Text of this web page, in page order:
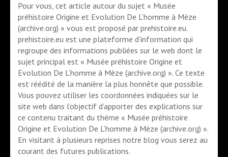
Pour vous, cet article autour du sujet « Musée
préhistoire Origine et Evolution De L’homme à Mèze
(archive.org) » vous est proposé par prehistoire.eu.
prehistoire.eu est une plateforme d’information qui
regroupe des informations publiées sur le web dont le
sujet principal est « Musée préhistoire Origine et
Evolution De L’homme à Mèze (archive.org) ». Ce texte
est réédité de la manière la plus honnête que possible.
Vous pouvez utiliser les coordonnées indiquées sur le
site web dans l’objectif d’apporter des explications sur
ce contenu traitant du thème « Musée préhistoire
Origine et Evolution De L’homme à Mèze (archive.org) ».
En visitant à plusieurs reprises notre blog vous serez au
courant des futures publications.